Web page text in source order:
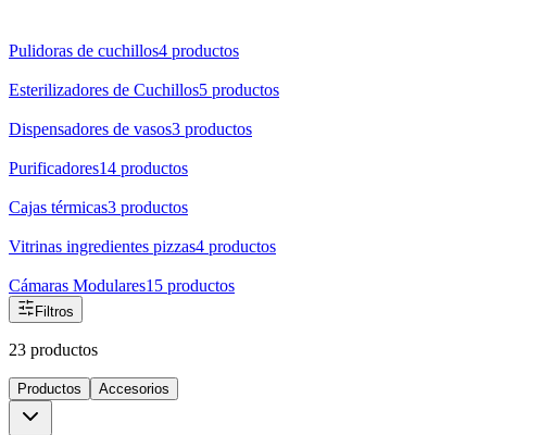
Pulidoras de cuchillos4 productos
Esterilizadores de Cuchillos5 productos
Dispensadores de vasos3 productos
Purificadores14 productos
Cajas térmicas3 productos
Vitrinas ingredientes pizzas4 productos
Cámaras Modulares15 productos
Filtros
23 productos
Productos Accesorios